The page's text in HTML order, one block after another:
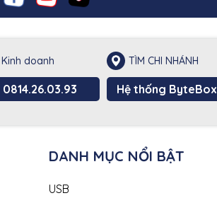
Kinh doanh
0814.26.03.93
TÌM CHI NHÁNH
Hệ thống ByteBox
DANH MỤC NỔI BẬT
USB